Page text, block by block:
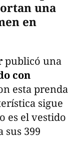
una
en
publicó una
con
esta prenda
sigue
es el vestido
sus 399